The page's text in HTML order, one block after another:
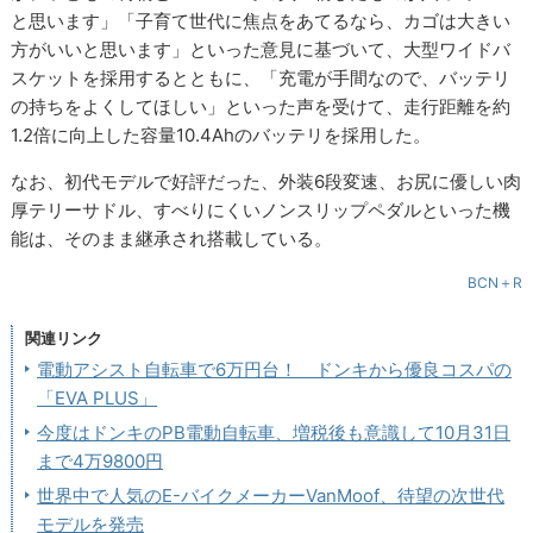
と思います」「子育て世代に焦点をあてるなら、カゴは大きい
方がいいと思います」といった意見に基づいて、大型ワイドバ
スケットを採用するとともに、「充電が手間なので、バッテリ
の持ちをよくしてほしい」といった声を受けて、走行距離を約
1.2倍に向上した容量10.4Ahのバッテリを採用した。
なお、初代モデルで好評だった、外装6段変速、お尻に優しい肉
厚テリーサドル、すべりにくいノンスリップペダルといった機
能は、そのまま継承され搭載している。
BCN＋R
関連リンク
電動アシスト自転車で6万円台！ ドンキから優良コスパの
「EVA PLUS」
今度はドンキのPB電動自転車、増税後も意識して10月31日
まで4万9800円
世界中で人気のE-バイクメーカーVanMoof、待望の次世代
モデルを発売